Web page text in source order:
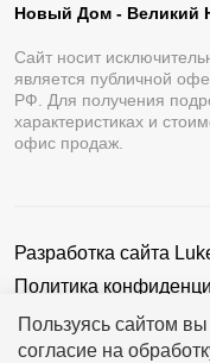
Пользуясь сайтом вы
согласие на
Новый Дом - Великий
Сайт носит
является публичной
РФ. Для получения
характеристиках и
офис продаж.
Разработка сайта
Политика
Пользовательское